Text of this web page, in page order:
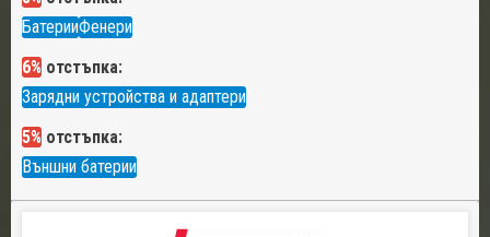
БатерииФенери
6% отстъпка:
Зарядни устройства и адаптери
5% отстъпка:
Външни батерии